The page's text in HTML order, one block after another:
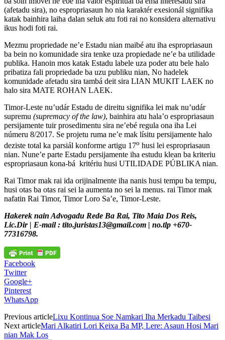
(afetadu sira), no espropriasaun ho nia karaktér exesionál signifika
katak bainhira laiha dalan seluk atu foti rai no konsidera alternativu
ikus hodi foti rai.
Mezmu propriedade ne’e Estadu nian maibé atu iha espropriasaun
ba bein no komunidade sira tenke uza propiedade ne’e ba utilidade
publika. Hanoin mos katak Estadu labele uza poder atu bele halo
pribatiza fali propriedade ba uzu publiku nian, No hadelek
komunidade afetadu sira tambá deit sira LIAN MUKIT LAEK no
halo sira MATE ROHAN LAEK.
Timor-Leste nu’udár Estadu de direitu signifika lei mak nu’udár
supremu (supremacy of the law), bainhira atu hala’o espropriasaun
persijamente tuir prosedimentu sira ne’ebé regula ona iha Lei
númeru 8/2017. Se projetu ruma ne’e mak lísitu persijamente halo
deziste total ka parsiál konforme artigu 17o husi lei espropriasaun
nian. Nune’e parte Estadu persijamente iha estudu klean ba kriteriu
espropriasaun kona-bá kritériu husi UTILIDADE PÚBLIKA nian.
Rai Timor mak rai ida orijinalmente iha nanis husi tempu ba tempu,
husi otas ba otas rai sei la aumenta no sei la menus. rai Timor mak
nafatin Rai Timor, Timor Loro Sa’e, Timor-Leste.
Hakerek nain Advogadu Rede Ba Rai, Tito Maia Dos Reis,
Lic.Dir | E-mail : tito.juristas13@gmail.com | no.tlp +670-
77316798.
Facebook
Twitter
Google+
Pinterest
WhatsApp
Previous articleLixu Kontinua Soe Namkari Iha Merkadu Taibesi
Next articleMari Alkatiri Lori Keixa Ba MP, Lere: Asaun Hosi Mari
nian Mak Los